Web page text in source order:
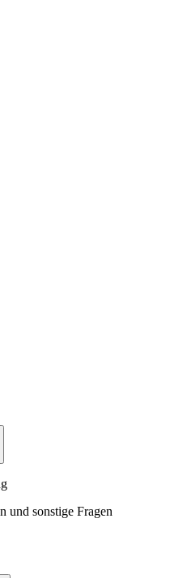
und sonstige Fragen